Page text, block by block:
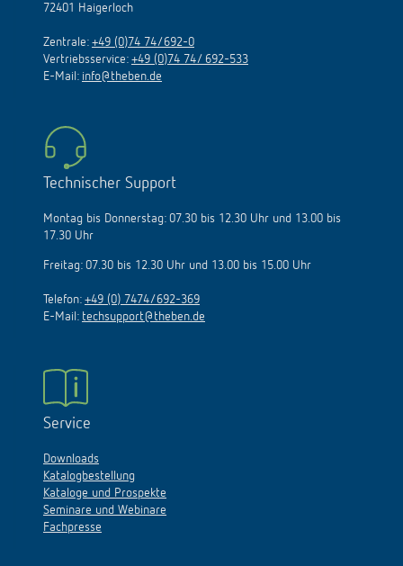
72401 Haigerloch
Zentrale: +49 (0)74 74/692-0
Vertriebsservice: +49 (0)74 74/ 692-533
E-Mail: info@theben.de
Technischer Support
Montag bis Donnerstag: 07.30 bis 12.30 Uhr und 13.00 bis
17.30 Uhr
Freitag: 07.30 bis 12.30 Uhr und 13.00 bis 15.00 Uhr
Telefon: +49 (0) 7474/692-369
E-Mail: techsupport@theben.de
Service
Downloads
Katalogbestellung
Kataloge und Prospekte
Seminare und Webinare
Fachpresse